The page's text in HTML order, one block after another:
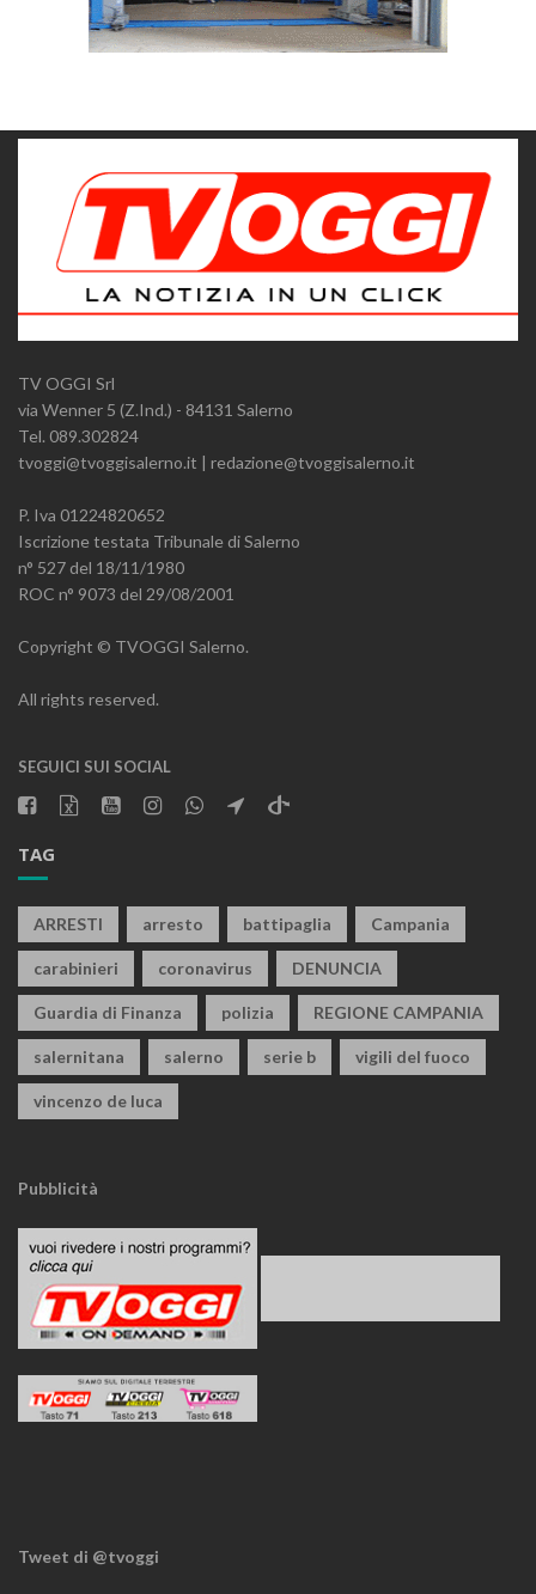
TV OGGI Srl
via Wenner 5 (Z.Ind.) - 84131 Salerno
Tel. 089.302824
tvoggi@tvoggisalerno.it | redazione@tvoggisalerno.it
P. Iva 01224820652
Iscrizione testata Tribunale di Salerno
n° 527 del 18/11/1980
ROC n° 9073 del 29/08/2001
Copyright © TVOGGI Salerno.
All rights reserved.
SEGUICI SUI SOCIAL
TAG
ARRESTI arresto battipaglia Campania
carabinieri coronavirus DENUNCIA
Guardia di Finanza polizia REGIONE CAMPANIA
salernitana salerno serie b vigili del fuoco
vincenzo de luca
Pubblicità
Tweet di @tvoggi